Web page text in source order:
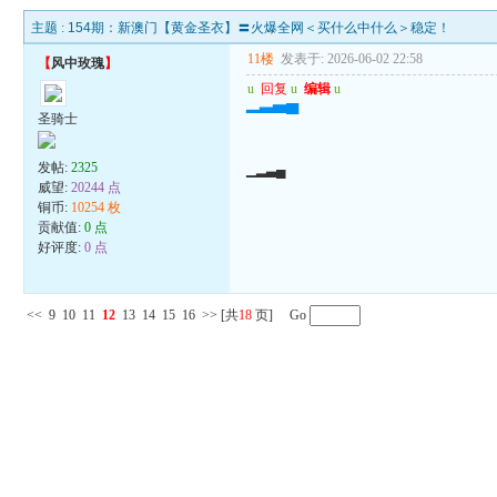
主题 : 154期：新澳门【黄金圣衣】〓火爆全网＜买什么中什么＞稳定！
【风中玫瑰】
圣骑士
发帖:2325
威望:20244 点
铜币: 10254 枚
贡献值:0 点
好评度:0 点
11楼 发表于: 2026-06-02 22:58
u 回复 u 编辑 u
▁▂▃▄
▁▂▃▄
<< 9 10 11 12 13 14 15 16 >> [共18 页] Go